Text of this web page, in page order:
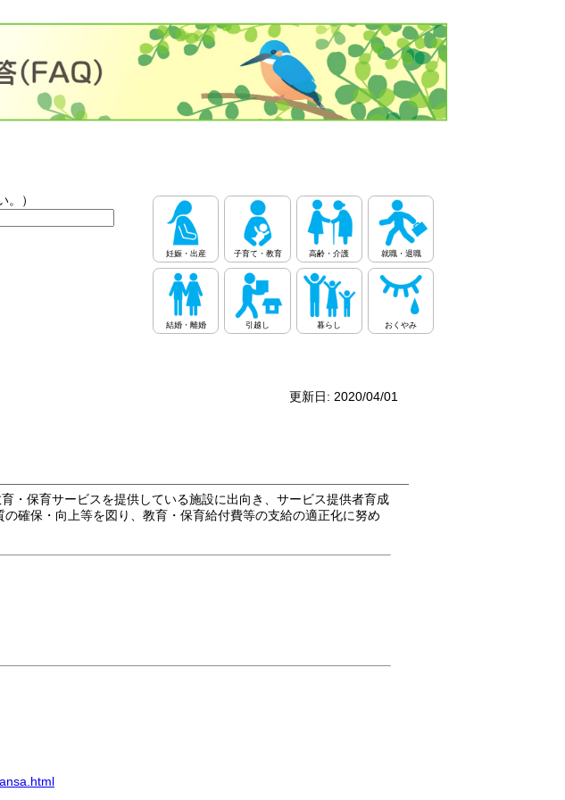
）
更新日: 2020/04/01
・保育サービスを提供している施設に出向き、サービス提供者育成
確保・向上等を図り、教育・保育給付費等の支給の適正化に努め
妊娠・出産 子育て・教育 高齢・介護 就職・退職
結婚・離婚 引越し 暮らし おくやみ